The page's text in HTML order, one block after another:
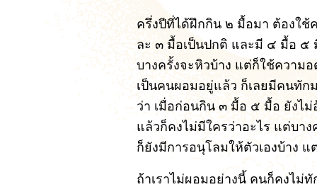
ครึ่งปีที่ได้ฝึกกิน ๒ มื้อมา ต้องใ
ละ ๓ มื้อเป็นปกติ และมี ๔ มื้อ ๕
บางครั้งจะหิวบ้าง แต่ก็ใช้ความ
เป็นคนผอมอยู่แล้ว ก็เลยมีคนทัก
ว่า เมื่อก่อนกิน ๓ มื้อ ๕ มื้อ ยังไม่
แล้วก็คงไม่มีใครว่าอะไร แต่บาง
ก็ยังมีการอนุโลมให้ตัวเองบ้าง
ถ้าเราไม่ผอมอย่างนี้ คนก็คงไม่ทั